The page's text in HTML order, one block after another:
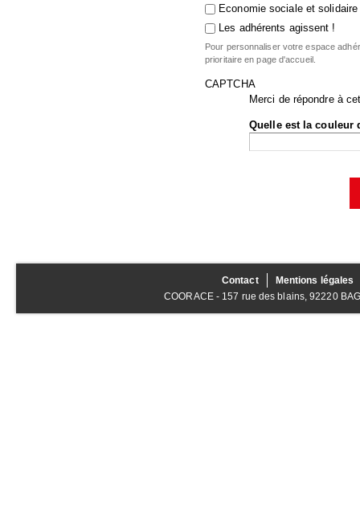
Economie sociale et solidaire
Les adhérents agissent !
Pour personnaliser votre espace
prioritaire en page d'accueil.
CAPTCHA
Merci de répondre à
Quelle est la couleur
Contact
Mentions légales
COORACE - 157 rue des blains, 92220